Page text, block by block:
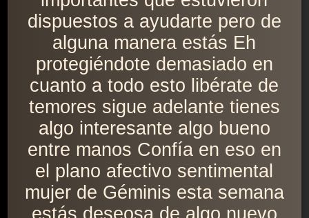
dispuestos a ayudarte pero de
alguna manera estás Eh
protegiéndote demasiado en
cuanto a todo esto libérate de
temores sigue adelante tienes
algo interesante algo bueno
entre manos Confía en eso en
el plano afectivo sentimental
mujer de Géminis esta semana